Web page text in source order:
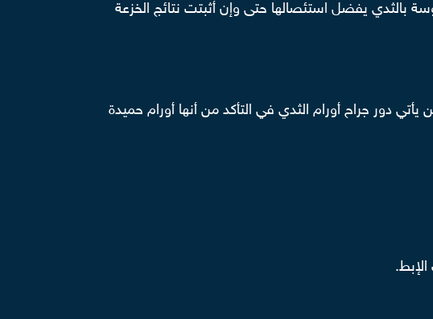
بالثدي يفضل استئصالها حتى وإن أثبتت نتائج الخزعة
دور جراح أورام الثدي في التأكد من أنها أورام حميدة